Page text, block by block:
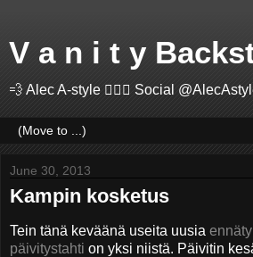
V a n i t y
💨 Alec A-style 🤽🏻‍♂️ Social
June 30, 2013
Kampin kosketus
Tein tänä keväänä useita uusia
päivitystahti on yksi niistä. Päivitin